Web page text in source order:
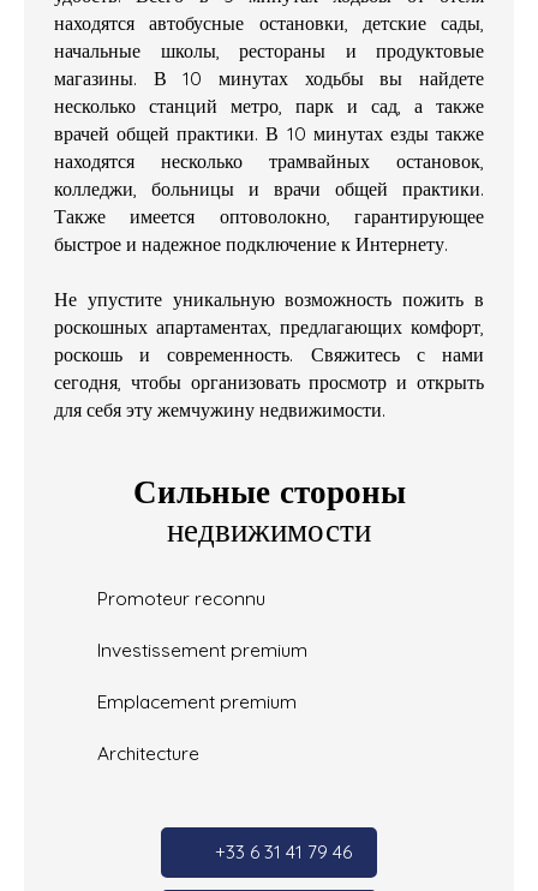
находятся автобусные остановки, детские сады,
начальные школы, рестораны и продуктовые
магазины. В 10 минутах ходьбы вы найдете
несколько станций метро, парк и сад, а также
врачей общей практики. В 10 минутах езды также
находятся несколько трамвайных остановок,
колледжи, больницы и врачи общей практики.
Также имеется оптоволокно, гарантирующее
быстрое и надежное подключение к Интернету.
Не упустите уникальную возможность пожить в
роскошных апартаментах, предлагающих комфорт,
роскошь и современность. Свяжитесь с нами
сегодня, чтобы организовать просмотр и открыть
для себя эту жемчужину недвижимости.
Сильные стороны
недвижимости
Promoteur reconnu
Investissement premium
Emplacement premium
Architecture
+33 6 31 41 79 46